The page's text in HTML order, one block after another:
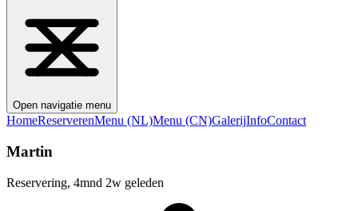
Open navigatie menu
HomeReserverenMenu (NL)Menu (CN)GalerijInfoContact
Martin
Reservering, 4mnd 2w geleden